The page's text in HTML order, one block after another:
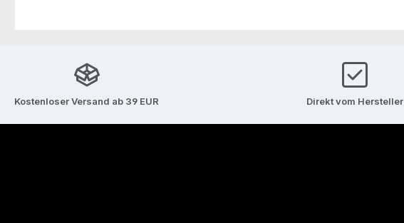
Kostenloser Versand ab 39 EUR Direkt vom Hersteller